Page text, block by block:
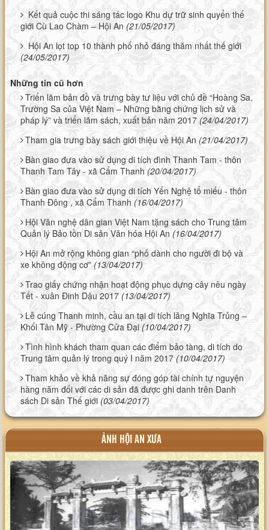
Kết quả cuộc thi sáng tác logo Khu dự trữ sinh quyển thế
giới Cù Lao Chàm – Hội An (21/05/2017)
Hội An lọt top 10 thành phố nhỏ đáng thăm nhất thế giới
(24/05/2017)
Những tin cũ hơn
Triển lãm bản đồ và trưng bày tư liệu với chủ đề “Hoàng Sa,
Trường Sa của Việt Nam – Những bằng chứng lịch sử và
pháp lý” và triển lãm sách, xuất bản năm 2017 (24/04/2017)
Tham gia trưng bày sách giới thiệu về Hội An (21/04/2017)
Bàn giao đưa vào sử dụng di tích đình Thanh Tam - thôn
Thanh Tam Tây - xã Cẩm Thanh (20/04/2017)
Bàn giao đưa vào sử dụng di tích Yến Nghệ tổ miếu - thôn
Thanh Đông , xã Cẩm Thanh (16/04/2017)
Hội Văn nghệ dân gian Việt Nam tặng sách cho Trung tâm
Quản lý Bảo tồn Di sản Văn hóa Hội An (16/04/2017)
Hội An mở rộng không gian “phố dành cho người đi bộ và
xe không động cơ” (13/04/2017)
Trao giấy chứng nhận hoạt động phục dựng cây nêu ngày
Tết - xuân Đinh Dậu 2017 (13/04/2017)
Lễ cúng Thanh minh, cầu an tại di tích lăng Nghĩa Trủng –
Khối Tân Mỹ - Phường Cửa Đại (10/04/2017)
Tình hình khách tham quan các điểm bảo tàng, di tích do
Trung tâm quản lý trong quý I năm 2017 (10/04/2017)
Tham khảo về khả năng sự đóng góp tài chính tự nguyện
hàng năm đối với các di sản đã được ghi danh trên Danh
sách Di sản Thế giới (03/04/2017)
ẢNH HỘI AN XƯA
XEM ALBUM